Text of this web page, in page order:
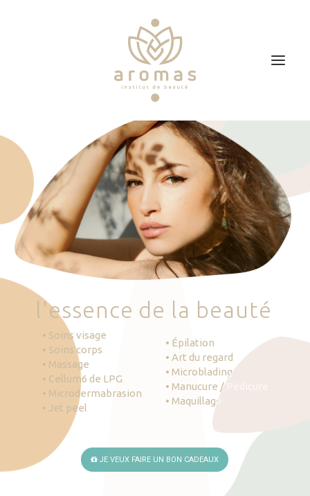
Soins
Je veux faire un bon cadeau
Plan d’accès
Prendre RDV
'essence de la beauté
• Soins visage
• Soins corps
• Massage
• Cellum6 de LPG
• Microdermabrasion
• Jet peel
• Épilation
• Art du regard
• Microblading
• Manucure / Pédicure
• Maquillage
JE VEUX FAIRE UN BON CADEAUX